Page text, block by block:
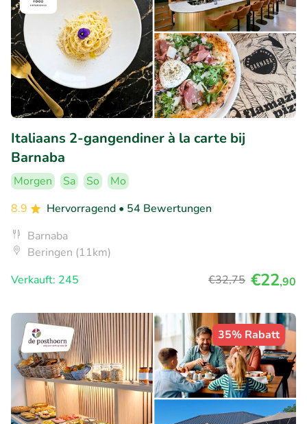
Italiaans 2-gangendiner à la carte bij
Barnaba
Morgen Sa So
Mo
8.9
Hervorragend • 54 Bewertungen
Barnaba
Beringen (11km)
Verkauft: 245
€32,75 €22,90
35% Rabatt